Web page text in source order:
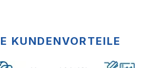
KUNDENVORTEILE